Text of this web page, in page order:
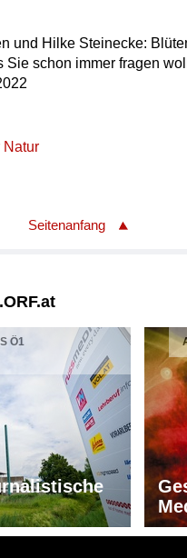
und Hilke Steinecke:
Sie schon immer fragen
Natur
Seitenanfang
Ö1